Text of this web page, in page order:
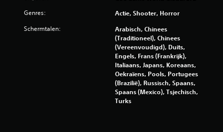
e
l
i
Genres: Actie, Shooter, Horror
Schermtalen:
Arabisch, Chinees
(Traditioneel), Chinees
(Vereenvoudigd), Duits,
Engels, Frans (Frankrijk),
Italiaans, Japans, Koreaans,
Oekraïens, Pools, Portugees
(Brazilië), Russisch, Spaans,
Spaans (Mexico), Tsjechisch,
Turks